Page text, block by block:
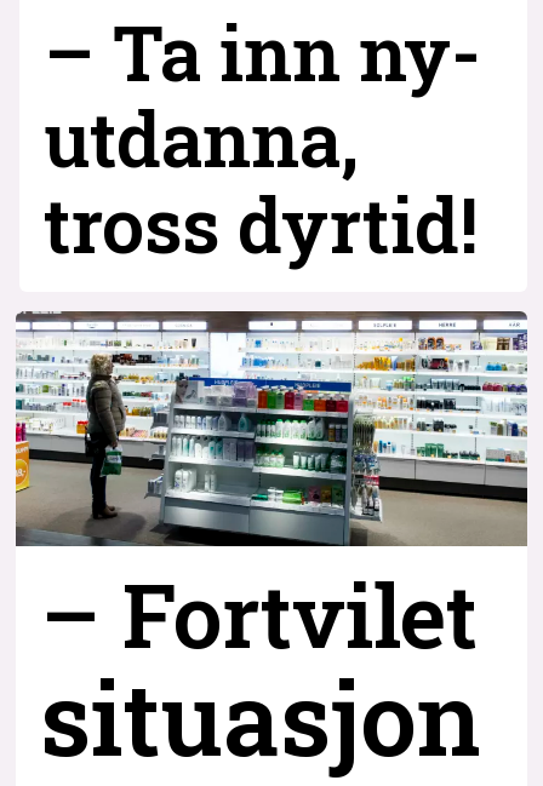
– Ta inn ny­
utdanna,
tross dyrtid!
– Fortvilet
situasjon